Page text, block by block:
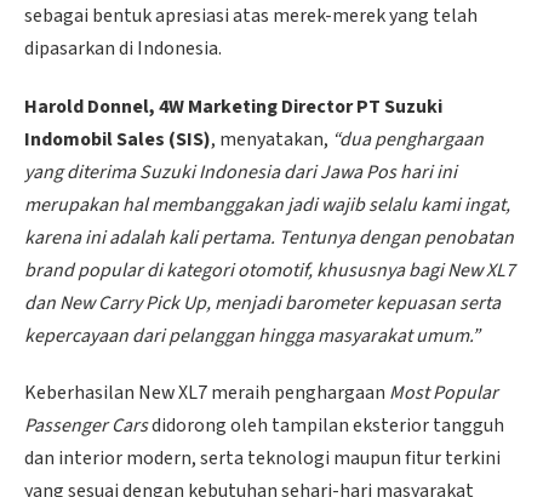
sebagai bentuk apresiasi atas merek-merek yang telah
dipasarkan di Indonesia.
Harold Donnel, 4W Marketing Director PT Suzuki
Indomobil Sales (SIS), menyatakan, “dua penghargaan
yang diterima Suzuki Indonesia dari Jawa Pos hari ini
merupakan hal membanggakan jadi wajib selalu kami ingat,
karena ini adalah kali pertama. Tentunya dengan penobatan
brand popular di kategori otomotif, khususnya bagi New XL7
dan New Carry Pick Up, menjadi barometer kepuasan serta
kepercayaan dari pelanggan hingga masyarakat umum.”
Keberhasilan New XL7 meraih penghargaan Most Popular
Passenger Carsdidorong oleh tampilan eksterior tangguh
dan interior modern, serta teknologi maupun fitur terkini
yang sesuai dengan kebutuhan sehari-hari masyarakat